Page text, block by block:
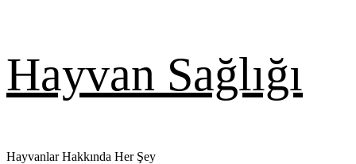
Hayvan Sağlığı
Hayvanlar Hakkında Her Şey